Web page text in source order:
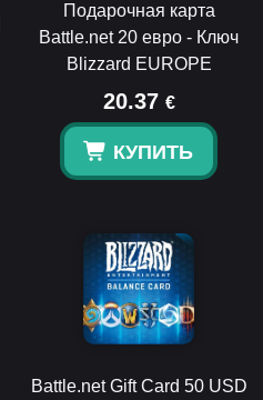
Подарочная карта
Battle.net 20 евро - Ключ
Blizzard EUROPE
20.37 €
КУПИТЬ
Battle.net Gift Card 50 USD